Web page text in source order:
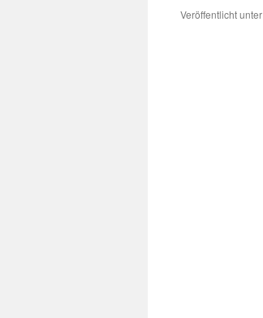
Veröffentlicht unter